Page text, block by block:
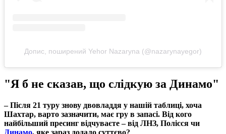
Допис, поширений Yehor Nazaryna (@nazarynayegor)
"Я б не сказав, що слідкую за Динамо"
– Після 21 туру знову двовладдя у нашій таблиці, хоча
Шахтар, варто зазначити, має гру в запасі. Від кого
найбільший пресинг відчуваєте – від ЛНЗ, Полісся чи